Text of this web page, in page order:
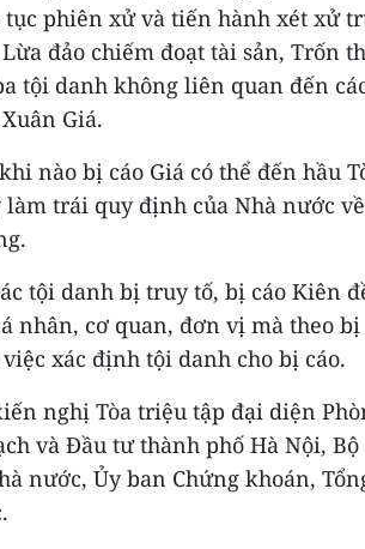
tục phiên xử và tiến hành xét xử
đảo chiếm đoạt tài sản, Trốn
tội danh không liên quan đến
Giá.
nào bị cáo Giá có thể đến hầu
làm trái quy định của Nhà nước
tội danh bị truy tố, bị cáo Kiên
nhân, cơ quan, đơn vị mà theo
xác định tội danh cho bị cáo.
nghị Tòa triệu tập đại diện
và Đầu tư thành phố Hà Nội,
nước, Ủy ban Chứng khoán,